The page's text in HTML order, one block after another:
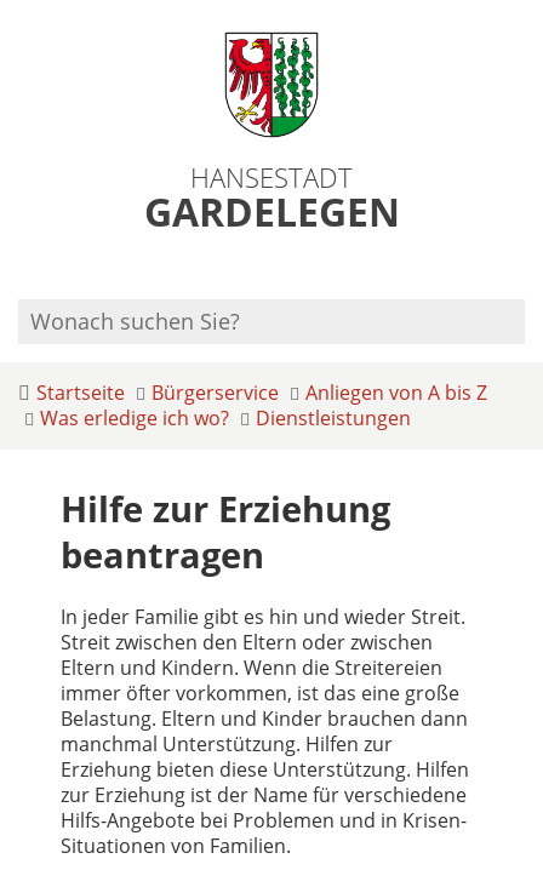
HANSESTADT
GARDELEGEN
Startseite Bürgerservice
Anliegen von A bis Z
Was erledige ich wo?
Dienstleistungen
Hilfe zur Erziehung
beantragen
In jeder Familie gibt es hin und wieder Streit.
Streit zwischen den Eltern oder zwischen
Eltern und Kindern. Wenn die Streitereien
immer öfter vorkommen, ist das eine große
Belastung. Eltern und Kinder brauchen dann
manchmal Unterstützung. Hilfen zur
Erziehung bieten diese Unterstützung. Hilfen
zur Erziehung ist der Name für verschiedene
Hilfs-Angebote bei Problemen und in Krisen-
Situationen von Familien.